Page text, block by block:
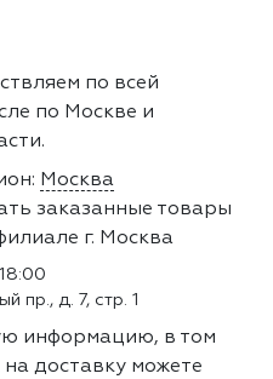
по всей
по Москве и
Москва
заказанные товары
г. Москва
пр., д. 7, стр. 1
информацию, в том
доставку можете